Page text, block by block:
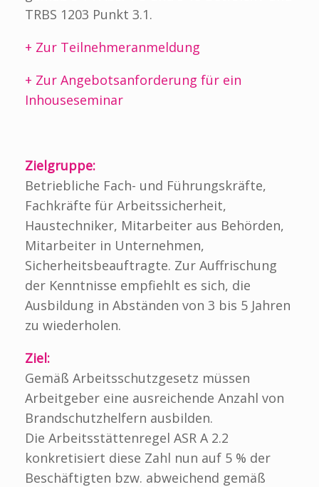
TRBS 1203 Punkt 3.1.
+ Zur Teilnehmeranmeldung
+ Zur Angebotsanforderung für ein
Inhouseseminar
Zielgruppe:
Betriebliche Fach- und Führungskräfte,
Fachkräfte für Arbeitssicherheit,
Haustechniker, Mitarbeiter aus Behörden,
Mitarbeiter in Unternehmen,
Sicherheitsbeauftragte. Zur Auffrischung
der Kenntnisse empfiehlt es sich, die
Ausbildung in Abständen von 3 bis 5 Jahren
zu wiederholen.
Ziel:
Gemäß Arbeitsschutzgesetz müssen
Arbeitgeber eine ausreichende Anzahl von
Brandschutzhelfern ausbilden.
Die Arbeitsstättenregel ASR A 2.2
konkretisiert diese Zahl nun auf 5 % der
Beschäftigten bzw. abweichend gemäß